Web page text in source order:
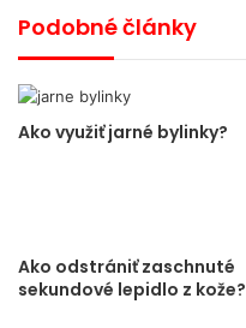
Podobné články
Ako využiť jarné bylinky?
Ako odstrániť zaschnuté
sekundové lepidlo z kože?